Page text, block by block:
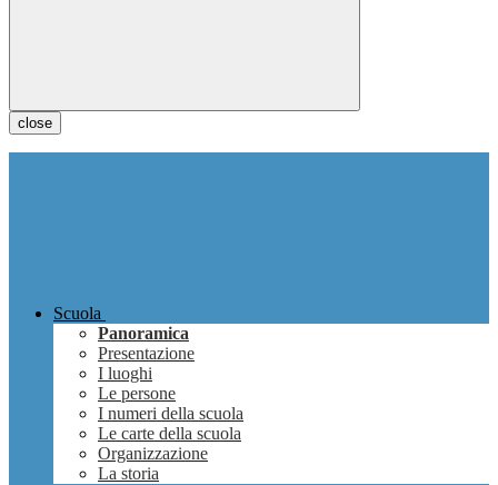
close
Scuola
Panoramica
Presentazione
I luoghi
Le persone
I numeri della scuola
Le carte della scuola
Organizzazione
La storia